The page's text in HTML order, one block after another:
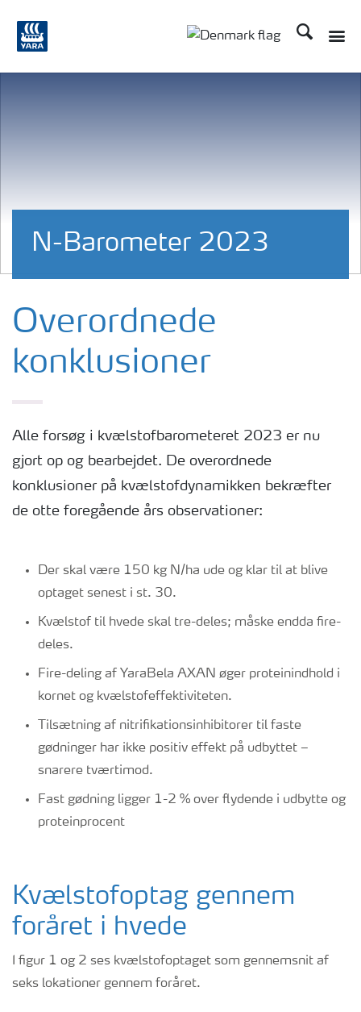
Søg
N-Barometer 2023
Overordnede
konklusioner
Alle forsøg i kvælstofbarometeret 2023 er nu
gjort op og bearbejdet. De overordnede
konklusioner på kvælstofdynamikken bekræfter
de otte foregående års observationer:
Der skal være 150 kg N/ha ude og klar til at blive
optaget senest i st. 30.
Kvælstof til hvede skal tre-deles; måske endda fire-
deles.
Fire-deling af YaraBela AXAN øger proteinindhold i
kornet og kvælstofeffektiviteten.
Tilsætning af nitrifikationsinhibitorer til faste
gødninger har ikke positiv effekt på udbyttet –
snarere tværtimod.
Fast gødning ligger 1-2 % over flydende i udbytte og
proteinprocent
Kvælstofoptag gennem
foråret i hvede
I figur 1 og 2 ses kvælstofoptaget som gennemsnit af
seks lokationer gennem foråret.